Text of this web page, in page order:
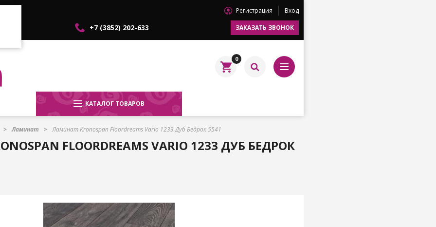
Регистрация Вход
+7 (3852) 202-633 ЗАКАЗАТЬ ЗВОНОК
0
КАТАЛОГ ТОВАРОВ
Ламинат Ламинат Kronospan Floordreams Vario 1233 Дуб Бедрок 5541
FLOORDREAMS VARIO 1233 ДУБ БЕДРОК